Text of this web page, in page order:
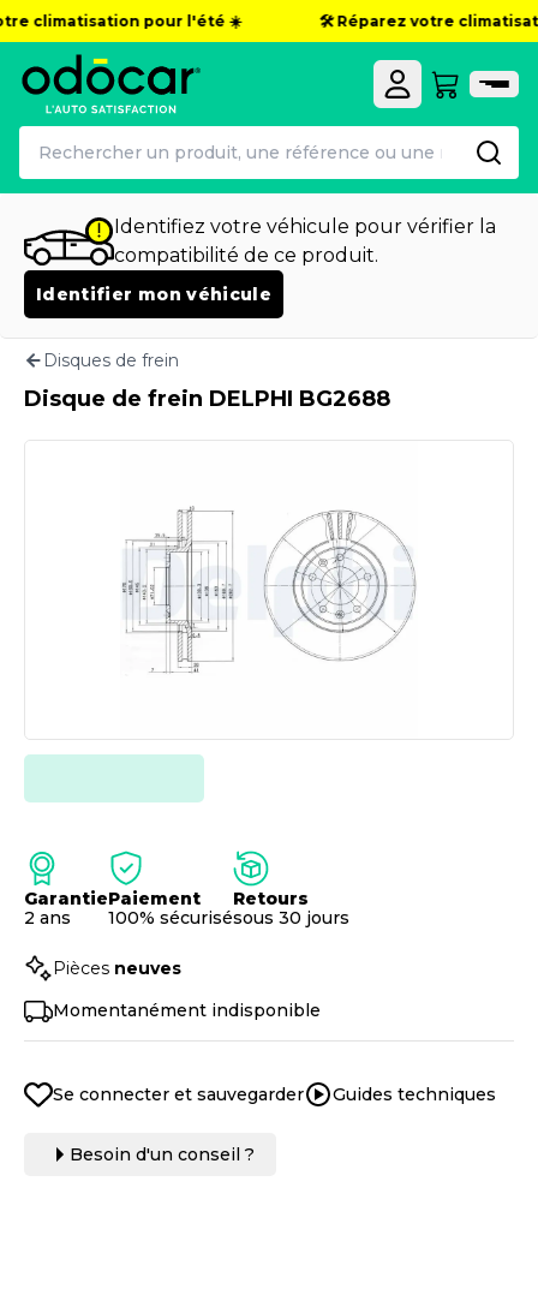
climatisation pour l'été ☀️ 🛠️ Réparez votre
Identifiez votre véhicule pour vérifier la
compatibilité de ce produit.
Identifier mon véhicule
Disques de frein
Disque de frein DELPHI BG2688
Garantie
2 ans
Paiement
100% sécurisé
Retours
sous 30 jours
Pièces neuves
Momentanément indisponible
Se connecter et sauvegarder Guides techniques
Besoin d'un conseil ?